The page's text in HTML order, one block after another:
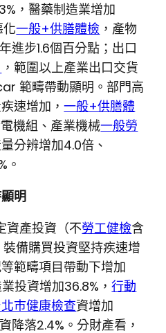
，醫藥制造業增加
化一般+供膳體檢 ，產物
進步1.6個百分點；出口
，範圍以上產業出口交貨
範疇帶動顯明。部門高
速增加，一般+供膳體
機組、產業機械一般勞
分辨增加4.0倍、
。
明
資產投資（不勞工健檢含
備購買投資堅持疾速增
範疇項目帶動下增加
投資增加36.8%，行動
巿健康檢查資增加
降落2.4%。分財產看，